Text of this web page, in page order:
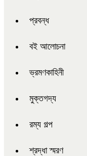
প্রবন্ধ
বই আলোচনা
ভ্রমণকাহিনী
মুক্তগদ্য
রম্য গল্প
শ্রদ্ধা স্মরণ